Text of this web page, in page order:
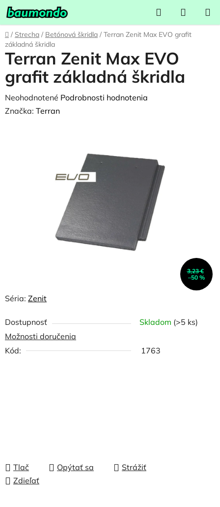
Prejsť
na
obsah
Hľadať
KOŠÍK
Domov
/ Strecha / Betónová škridla / Terran Zenit Max EVO grafit
základná škridla
Séria: Zenit
Dostupnosť Skladom (>5 ks)
Možnosti doručenia
Kód:
1763
Tlač Opýtať sa
Strážiť
Zdieľať
Terran Zenit Max EVO
grafit základná škridla
Priemerné
hodnotenie
Neohodnotené Podrobnosti hodnotenia
Značka: Terran
3,23 €
–50 %